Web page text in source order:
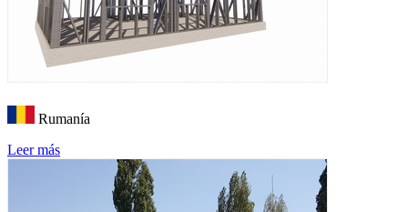
Rumanía
Leer más